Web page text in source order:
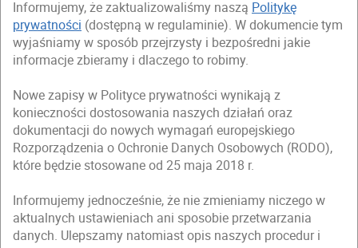
Informujemy, że zaktualizowaliśmy naszą Politykę
prywatności (dostępną w regulaminie). W dokumencie tym
wyjaśniamy w sposób przejrzysty i bezpośredni jakie
informacje zbieramy i dlaczego to robimy.
Nowe zapisy w Polityce prywatności wynikają z
konieczności dostosowania naszych działań oraz
dokumentacji do nowych wymagań europejskiego
Rozporządzenia o Ochronie Danych Osobowych (RODO),
które będzie stosowane od 25 maja 2018 r.
Informujemy jednocześnie, że nie zmieniamy niczego w
aktualnych ustawieniach ani sposobie przetwarzania
danych. Ulepszamy natomiast opis naszych procedur i